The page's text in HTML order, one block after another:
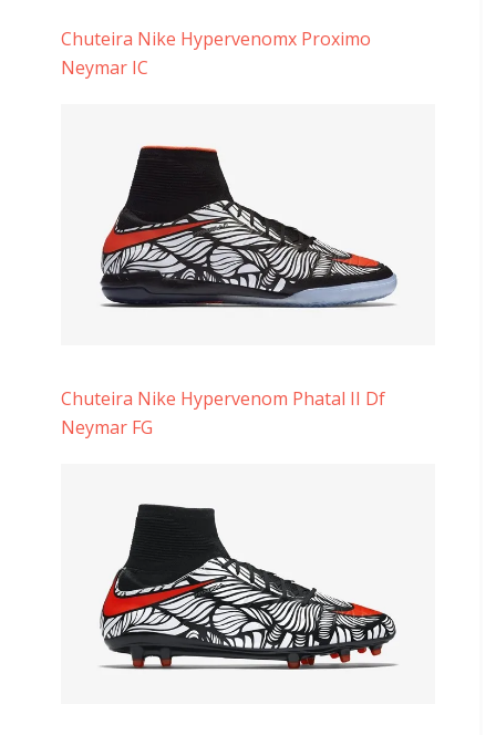
Chuteira Nike Hypervenomx Proximo
Neymar IC
Chuteira Nike Hypervenom Phatal II Df
Neymar FG